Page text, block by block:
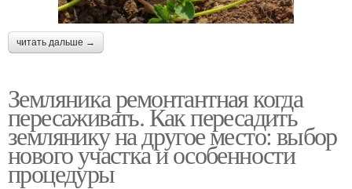
читать дальше →
Земляника ремонтантная когда
пересаживать. Как пересадить
землянику на другое место: выбор
нового участка и особенности
процедуры